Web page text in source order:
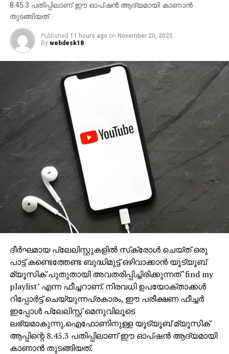
മകളുടെ കത്ത് അച്ഛന്‍ ആന്‍ഡി ബ്രിഡ്ജ് വാട്ടറാണ്
സോഷ്യല്‍മീഡിയയിലൂടെ പുറത്തുവിട്ടത്.
മറുപടിക്കത്തും ഷെയര്‍ ചെയ്തിട്ടുണ്ട്. തിരക്കുള്ള
ഗൂഗിള്‍ സി.ഇ.ഒ മറുപടി നല്‍കുമെന്ന്
പ്രതീക്ഷിച്ചിരുന്നില്ല. ഇത് മകള്‍ക്കൊരു
പ്രചോദനമാകുമെന്നും ആന്‍ഡി ബ്രിഡ്ജ് പറയുന്നു.
RELATED TOPICS:
പാക് ആക്രമണത്തില്‍ ആറ് തീവ്രവാദികള്‍
കൊല്ലപ്പെട്ടു
രാഷ്ട്രീയ അനിശ്ചിതത്വത്തിന് വിരാമം;
പളനിസ്വാമി അധികാരമേറ്റു; 31അംഗങ്ങളുമായി
പുതിയ മന്ത്രിസഭ
8.45.3 പതിപ്പിലാണ് ഈ ഓപ്ഷന്‍ ആദ്യമായി കാണാന്‍
തുടങ്ങിയത്.
Published 11 hours ago on November 20, 2025
By webdesk18
ദീര്‍ഘമായ പ്ലേലിസ്റ്റുകളില്‍ സ്‌ക്രോള്‍ ചെയ്ത് ഒരു
പാട്ട് കണ്ടെത്തേണ്ട ബുദ്ധിമുട്ട് ഒഴിവാക്കാന്‍ യൂട്യൂബ്
മ്യൂസിക് പുതുതായി അവതരിപ്പിച്ചിരിക്കുന്നത് ‘find my
playlist’ എന്ന ഫീച്ചറാണ്. നിരവധി ഉപയോക്താക്കള്‍
റിപ്പോര്‍ട്ട് ചെയ്യുന്നപ്രകാരം, ഈ പരീക്ഷണ ഫീച്ചര്‍
ഇപ്പോള്‍ പ്ലേലിസ്റ്റ് മെനുവിലൂടെ
ലഭ്യമാകുന്നു.ഐഫോണിനുള്ള യൂട്യൂബ് മ്യൂസിക്
ആപ്പിന്റെ 8.45.3 പതിപ്പിലാണ് ഈ ഓപ്ഷന്‍ ആദ്യമായി
കാണാന്‍ തുടങ്ങിയത്.